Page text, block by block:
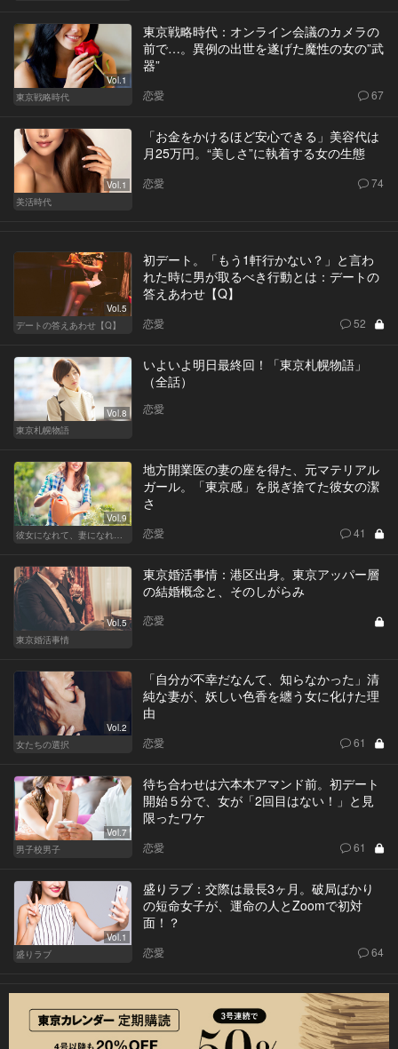
Vol.1
東京戦略時代
東京戦略時代：オンライン会議のカメラの
前で…。異例の出世を遂げた魔性の女の”武
器”
恋愛 67
Vol.1
美活時代
「お金をかけるほど安心できる」美容代は
月25万円。“美しさ”に執着する女の生態
恋愛 74
Vol.5
デートの答えあわせ【Q】
初デート。「もう1軒行かない？」と言わ
れた時に男が取るべき行動とは：デートの
答えあわせ【Q】
恋愛 52
Vol.8
東京札幌物語
いよいよ明日最終回！「東京札幌物語」
（全話）
恋愛
Vol.9
彼女になれて、妻になれない
地方開業医の妻の座を得た、元マテリアル
ガール。「東京感」を脱ぎ捨てた彼女の潔
さ
恋愛 41
Vol.5
東京婚活事情
東京婚活事情：港区出身。東京アッパー層
の結婚概念と、そのしがらみ
恋愛
Vol.2
女たちの選択
「自分が不幸だなんて、知らなかった」清
純な妻が、妖しい色香を纏う女に化けた理
由
恋愛 61
Vol.7
男子校男子
待ち合わせは六本木アマンド前。初デート
開始５分で、女が「2回目はない！」と見
限ったワケ
恋愛 61
Vol.1
盛りラブ
盛りラブ：交際は最長3ヶ月。破局ばかり
の短命女子が、運命の人とZoomで初対
面！？
恋愛 64